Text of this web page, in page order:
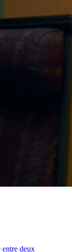
entre deux